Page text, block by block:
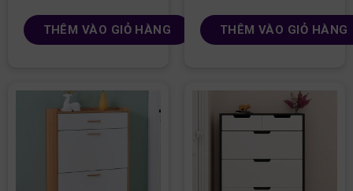
THÊM VÀO GIỎ HÀNG THÊM VÀO GIỎ HÀNG